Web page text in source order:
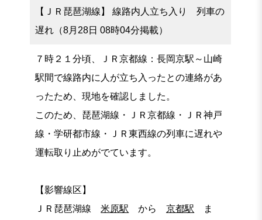
【ＪＲ琵琶湖線】 線路内人立ち入り 列車の
遅れ（8月28日 08時04分掲載）
７時２１分頃、ＪＲ京都線：長岡京駅～山崎
駅間で線路内に人が立ち入ったとの連絡があ
ったため、現地を確認しました。
このため、琵琶湖線・ＪＲ京都線・ＪＲ神戸
線・学研都市線・ＪＲ東西線の列車に遅れや
運転取り止めがでています。
【影響線区】
ＪＲ琵琶湖線米原駅 から京都駅 ま